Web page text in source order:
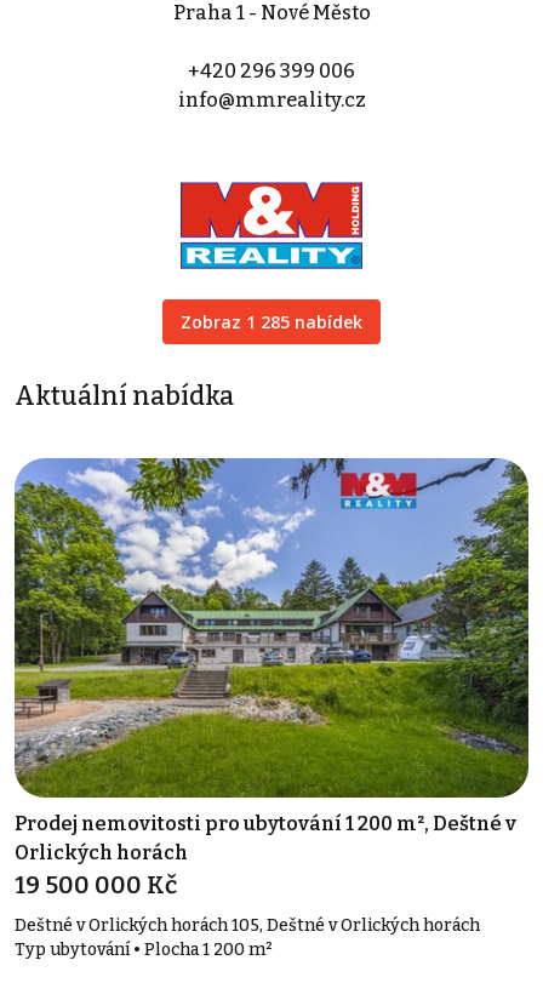
Praha 1 - Nové Město
+420 296 399 006
info@mmreality.cz
Zobraz 1 285 nabídek
Aktuální nabídka
Prodej nemovitosti pro ubytování 1 200 m², Deštné v
Orlických horách
19 500 000 Kč
Deštné v Orlických horách 105, Deštné v Orlických horách
Typ ubytování • Plocha 1 200 m²